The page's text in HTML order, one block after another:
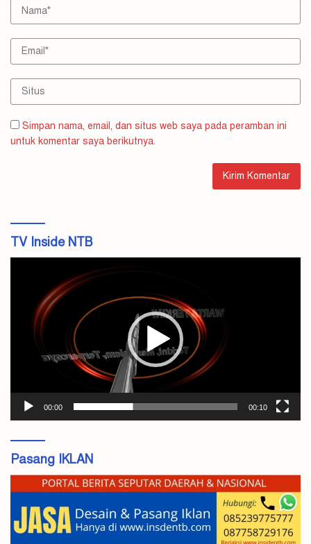
Simpan nama, email, dan situs web saya pada peramban ini
untuk komentar saya berikutnya.
TV Inside NTB
00:00 00:10
Pasang IKLAN